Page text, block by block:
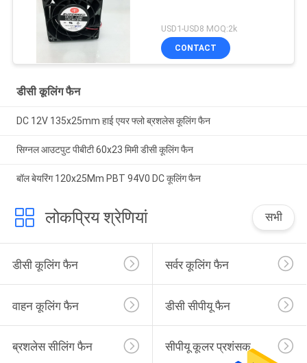
USD1-USD8 MOQ:2k
CONTACT
डीसी कूलिंग फैन
DC 12V 135x25mm हाई एयर फ्लो ब्रशलेस कूलिंग फैन
सिग्नल आउटपुट पीबीटी 60x23 मिमी डीसी कूलिंग फैन
बॉल बेयरिंग 120x25Mm PBT 94V0 DC कूलिंग फैन
लोकप्रिय श्रेणियां सभी
डीसी कूलिंग फैन सर्वर कूलिंग फैन
वाहन कूलिंग फैन डीसी सीपीयू फैन
ब्रशलेस सीलिंग फैन सीपीयू कूलर प्रशंसक